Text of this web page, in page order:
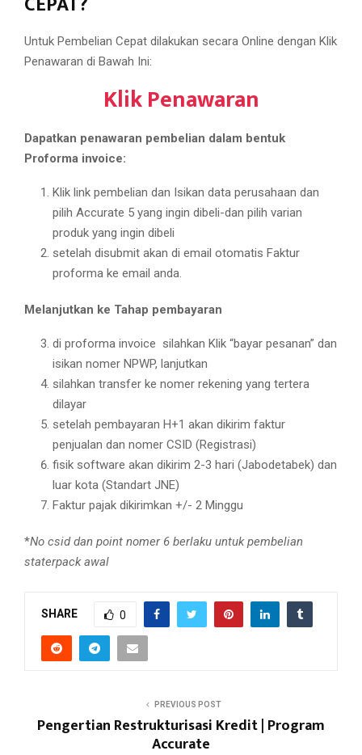
Untuk Pembelian Cepat dilakukan secara Online dengan Klik
Penawaran di Bawah Ini:
Klik Penawaran
Dapatkan penawaran pembelian dalam bentuk
Proforma invoice:
Klik link pembelian dan ​Isikan data perusahaan dan
pilih Accurate 5 yang ingin dibeli-dan pilih varian
produk yang ingin dibeli
setelah disubmit akan di email otomatis Faktur
proforma ke email anda.​
Melanjutkan ke Tahap pembayaran
di proforma invoice ​ silahkan Klik “bayar pesanan” dan
isikan nomer NPWP, lanjutkan
silahkan transfer ke nomer rekening yang tertera
dilayar
setelah pembayaran H+1 akan dikirim faktur
penjualan dan nomer CSID (Registrasi)
fisik software akan dikirim 2-3 hari (Jabodetabek) dan
luar kota (Standart JNE)
Faktur pajak dikirimkan +/- 2 Minggu
*No csid dan point nomer 6 berlaku untuk pembelian
staterpack awal
SHARE 0
PREVIOUS POST
Pengertian Restrukturisasi Kredit | Program
Accurate